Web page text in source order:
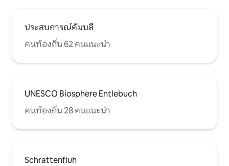
ประสบการณ์คัมบลี
คนท้องถิ่น 62 คนแนะนำ
UNESCO Biosphere Entlebuch
คนท้องถิ่น 28 คนแนะนำ
Schrattenfluh